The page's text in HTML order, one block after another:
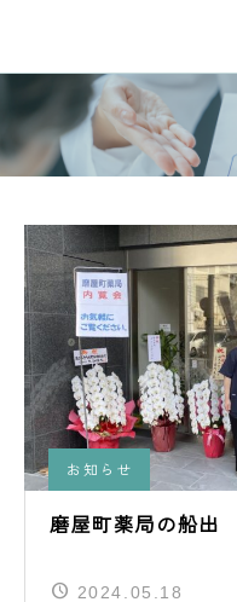
お知らせ
磨屋町薬局の船出
2024.05.18